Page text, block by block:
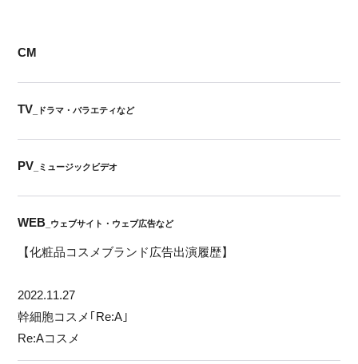
CM
TV _ドラマ・バラエティなど
PV _ミュージックビデオ
WEB _ウェブサイト・ウェブ広告など
【化粧品コスメブランド広告出演履歴】
2022.11.27
幹細胞コスメ｢Re:A｣
Re:Aコスメ